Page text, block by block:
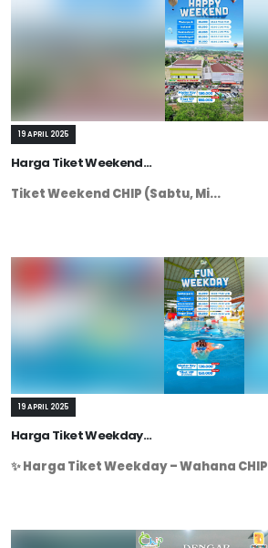
19 APRIL 2025
Harga Tiket Weekend...
Tiket Weekend CHIP (Sabtu, Mi...
19 APRIL 2025
Harga Tiket Weekday...
✨ Harga Tiket Weekday – Wahana CHIP